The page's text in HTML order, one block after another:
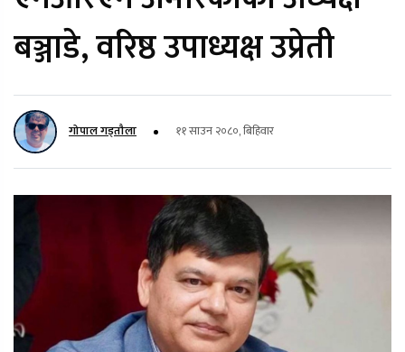
बञ्जाडे, वरिष्ठ उपाध्यक्ष उप्रेती
गोपाल गड्तौला ११ साउन २०८०, बिहिवार